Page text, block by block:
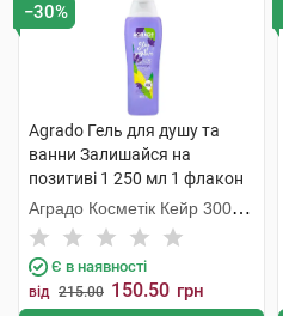
−30%
Agrado Гель для душу та
ванни Залишайся на
позитиві 1 250 мл 1 флакон
Аградо Косметік Кейр 3000
С.Л.У.
Є в наявності
від 215.00 150.50 грн